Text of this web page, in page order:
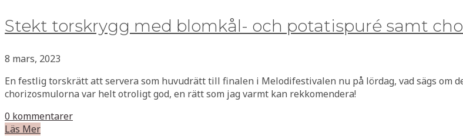
Stekt torskrygg med blomkål- och potatispuré samt
8 mars, 2023
En festlig torskrätt att servera som huvudrätt till finalen i Melodifestivalen nu på lördag, vad sägs om
chorizosmulorna var helt otroligt god, en rätt som jag varmt kan rekkomendera!
0 kommentarer
Läs Mer